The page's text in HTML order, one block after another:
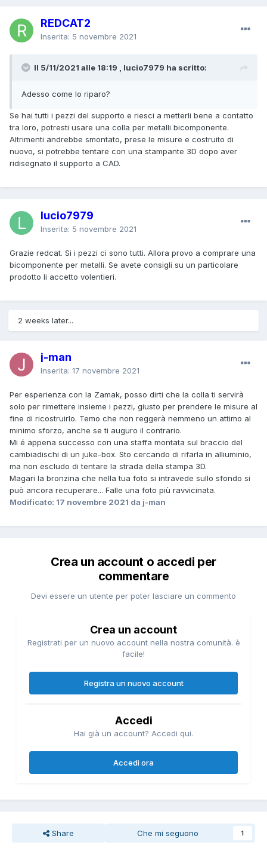
REDCAT2
Inserita: 5 novembre 2021
Il 5/11/2021 alle 18:19 , lucio7979 ha scritto:
Adesso come lo riparo?
Se hai tutti i pezzi del supporto e riesci a metterli bene a contatto
tra loro, potresti usare una colla per metalli bicomponente.
Altrimenti andrebbe smontato, prese le misure e costruito di
nuovo, si potrebbe tentare con una stampante 3D dopo aver
ridisegnato il supporto a CAD.
lucio7979
Inserita: 5 novembre 2021
Grazie redcat. Si i pezzi ci sono tutti. Allora provo a comprare una
bicomponente per metalli. Se avete consigli su un particolare
prodotto li accetto volentieri.
2 weeks later...
j-man
Inserita: 17 novembre 2021
Per esperienza con la Zamak, posso dirti che la colla ti servirà
solo per rimettere insieme i pezzi, giusto per prendere le misure al
fine di ricostruirlo. Temo che non reggerà nemmeno un attimo al
minimo sforzo, anche se ti auguro il contrario.
Mi é appena successo con una staffa montata sul braccio del
cambiadischi di un juke-box. Sto cercando di rifarla in alliuminio,
ma non escludo di tentare la strada della stampa 3D.
Magari la bronzina che nella tua foto si intravede sullo sfondo si
può ancora recuperare... Falle una foto più ravvicinata.
Modificato: 17 novembre 2021 da j-man
Crea un account o accedi per
commentare
Devi essere un utente per poter lasciare un commento
Crea un account
Registrati per un nuovo account nella nostra comunità. è
facile!
Registra un nuovo account
Accedi
Hai già un account? Accedi qui.
Accedi ora
Share Che mi seguono 1